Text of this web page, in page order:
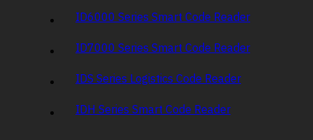
ID6000 Series Smart Code Reader
ID7000 Series Smart Code Reader
IDS Series Logistics Code Reader
IDH Series Smart Code Reader